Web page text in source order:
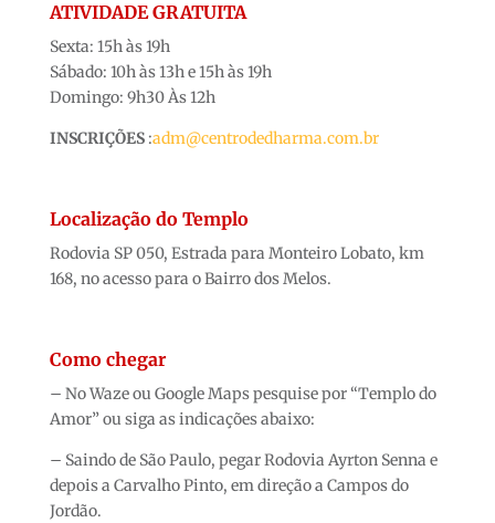
ATIVIDADE GRATUITA
Sexta: 15h às 19h
Sábado: 10h às 13h e 15h às 19h
Domingo: 9h30 Às 12h
INSCRIÇÕES :adm@centrodedharma.com.br
Localização do Templo
Rodovia SP 050, Estrada para Monteiro Lobato, km
168, no acesso para o Bairro dos Melos.
Como chegar
– No Waze ou Google Maps pesquise por “Templo do
Amor” ou siga as indicações abaixo:
– Saindo de São Paulo, pegar Rodovia Ayrton Senna e
depois a Carvalho Pinto, em direção a Campos do
Jordão.